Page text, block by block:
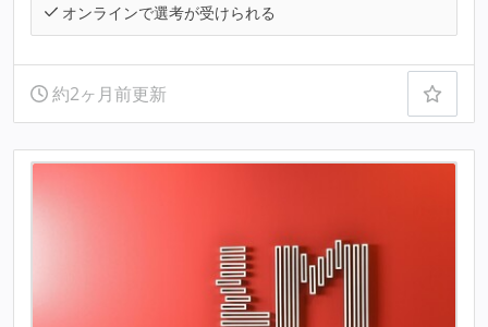
オンラインで選考が受けられる
約2ヶ月前更新